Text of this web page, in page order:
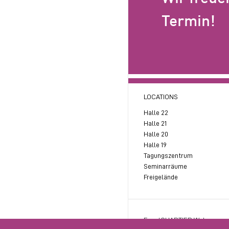
Termin!
LOCATIONS
Halle 22
Halle 21
Halle 20
Halle 19
Tagungszentrum
Seminarräume
Freigelände
EventQUARTIER Wels